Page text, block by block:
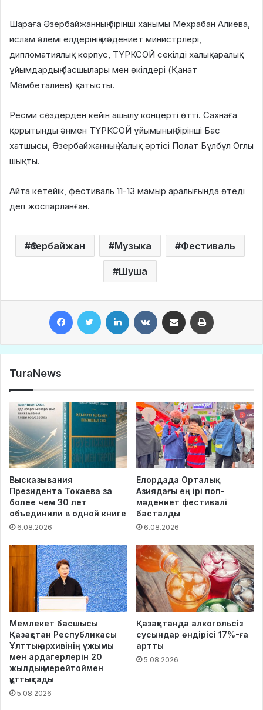
Шараға Әзербайжанның бірінші ханымы Мехрабан Алиева,
ислам әлемі елдерінің мәдениет министрлері,
дипломатиялық корпус, ТҮРКСОЙ секілді халықаралық
ұйымдардың басшылары мен өкілдері (Қанат
Мәмбеталиев) қатысты.
Ресми сөздерден кейін ашылу концерті өтті. Сахнаға
қорытынды әнмен ТҮРКСОЙ ұйымының бірінші Бас
хатшысы, Әзербайжанның Халық әртісі Полат Бұлбұл Оглы
шықты.
Айта кетейік, фестиваль 11-13 мамыр аралығында өтеді
деп жоспарланған.
Әзербайжан Музыка Фестиваль
Шуша
TuraNews
Высказывания
Президента Токаева за
более чем 30 лет
объединили в одной книге
6.08.2026
Елордада Орталық
Азиядағы ең ірі поп-
мәдениет фестивалі
басталды
6.08.2026
Мемлекет басшысы
Қазақстан Республикасы
Ұлттық архивінің ұжымы
мен ардагерлерін 20
жылдық мерейтоймен
құттықтады
5.08.2026
Қазақстанда алкогольсіз
сусындар өндірісі 17%-ға
артты
5.08.2026